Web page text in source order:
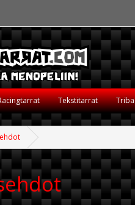
Tekstitarrat